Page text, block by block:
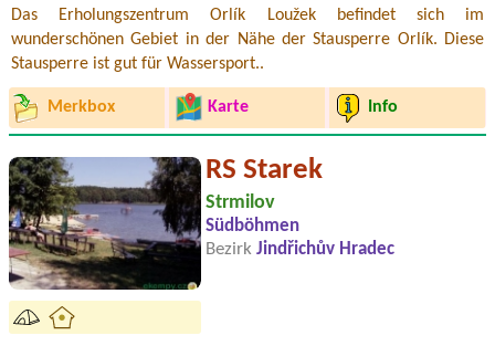
Das Erholungszentrum Orlík Loužek befindet sich im
wunderschönen Gebiet in der Nähe der Stausperre Orlík. Diese
Stausperre ist gut für Wassersport..
Merkbox Karte Info
RS Starek
Strmilov
Südböhmen
Bezirk Jindřichův Hradec